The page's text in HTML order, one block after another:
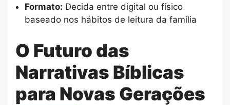
Formato: Decida entre digital ou físico
baseado nos hábitos de leitura da família
O Futuro das
Narrativas Bíblicas
para Novas Gerações